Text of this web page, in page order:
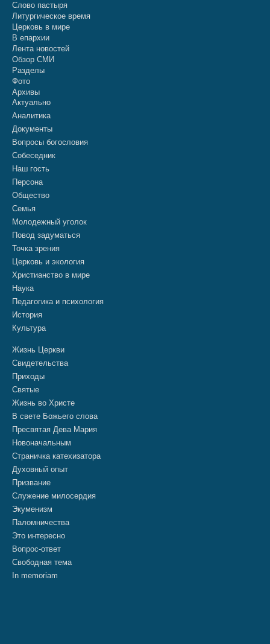
Слово пастыря
Литургическое время
Церковь в мире
В епархии
Лента новостей
Обзор СМИ
Разделы
Фото
Архивы
Актуально
Аналитика
Документы
Вопросы богословия
Собеседник
Наш гость
Персона
Общество
Семья
Молодежный уголок
Повод задуматься
Точка зрения
Церковь и экология
Христианство в мире
Наука
Педагогика и психология
История
Культура
Жизнь Церкви
Свидетельства
Приходы
Святые
Жизнь во Христе
В свете Божьего слова
Пресвятая Дева Мария
Новоначальным
Страничка катехизатора
Духовный опыт
Призвание
Служение милосердия
Экуменизм
Паломничества
Это интересно
Вопрос-ответ
Свободная тема
In memoriam